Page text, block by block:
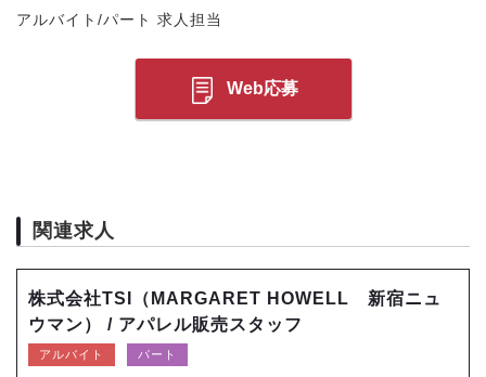
アルバイト/パート 求人担当
Web応募
関連求人
株式会社TSI（MARGARET HOWELL 新宿ニュ
ウマン） / アパレル販売スタッフ
アルバイト パート